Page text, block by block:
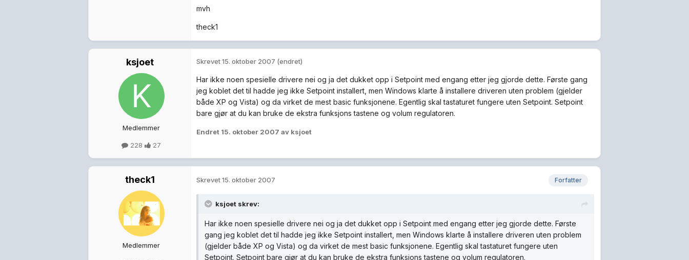
mvh
theck1
ksjoet
Medlemmer
228 27
Skrevet15. oktober 2007 (endret)
Har ikke noen spesielle drivere nei og ja det dukket opp i Setpoint med engang etter jeg gjorde dette. Første gang
jeg koblet det til hadde jeg ikke Setpoint installert, men Windows klarte å installere driveren uten problem (gjelder
både XP og Vista) og da virket de mest basic funksjonene. Egentlig skal tastaturet fungere uten Setpoint. Setpoint
bare gjør at du kan bruke de ekstra funksjons tastene og volum regulatoren.
Endret 15. oktober 2007 av ksjoet
theck1
Medlemmer
Forfatter
Skrevet15. oktober 2007
ksjoet skrev:
Har ikke noen spesielle drivere nei og ja det dukket opp i Setpoint med engang etter jeg gjorde dette. Første
gang jeg koblet det til hadde jeg ikke Setpoint installert, men Windows klarte å installere driveren uten problem
(gjelder både XP og Vista) og da virket de mest basic funksjonene. Egentlig skal tastaturet fungere uten
Setpoint. Setpoint bare gjør at du kan bruke de ekstra funksjons tastene og volum regulatoren.